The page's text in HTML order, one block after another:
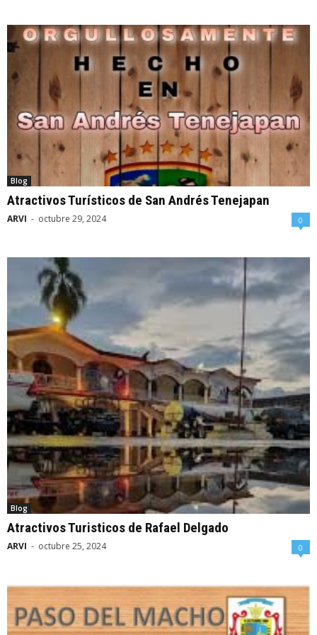
Blog
Atractivos Turísticos de San Andrés Tenejapan
ARVI - octubre 29, 2024 0
Blog
Atractivos Turisticos de Rafael Delgado
ARVI - octubre 25, 2024 0